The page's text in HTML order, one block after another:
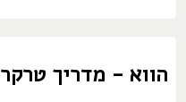
הווא - מדריך טרקר